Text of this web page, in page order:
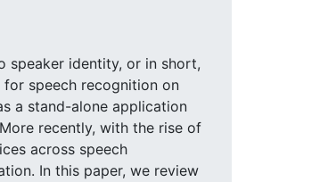
speaker identity, or in short,
speech recognition on
a stand-alone application
recently, with the rise of
across speech
In this paper, we review